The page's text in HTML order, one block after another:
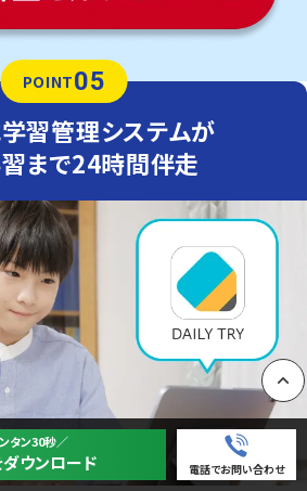
POINT05
学習管理システムが
まで24時間伴走
タン30秒／
ダウンロード 電話でお問い合わせ